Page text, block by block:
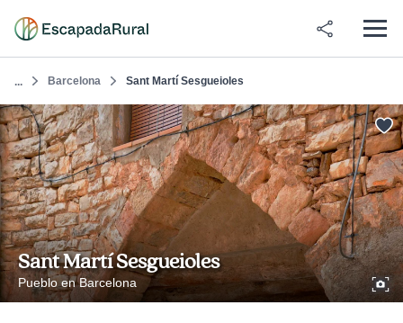
... Barcelona Sant Martí Sesgueioles
Sant Martí Sesgueioles
Pueblo en Barcelona